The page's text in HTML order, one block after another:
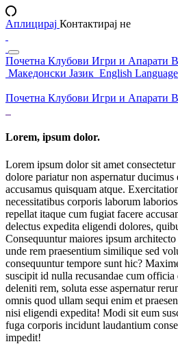
Аплицирај Контактирај не
Почетна Клубови Игри и Апарати
Македонски Јазик English Language
Почетна Клубови Игри и Апарати
Lorem, ipsum dolor.
Lorem ipsum dolor sit amet
dolore pariatur non aspernatur
accusamus quisquam atque.
necessitatibus corporis laborum
repellat itaque cum fugiat facere
delectus expedita eligendi dolores,
Consequuntur maiores ipsum
unde rem praesentium similique sed
consequuntur tempore sunt hic?
suscipit id nulla recusandae cum
deleniti rem, soluta esse aspernatur
omnis quod ullam sequi enim et
nisi eligendi expedita! Modi sit eum
fuga corporis incidunt laudantium
impedit!